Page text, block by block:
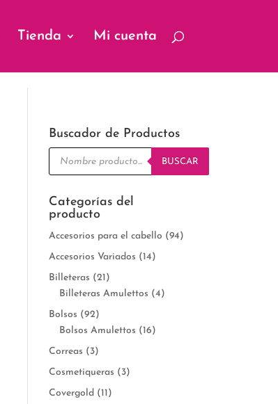
Tienda Mi cuenta
Buscador de Productos
Búsqueda
productos
BUSCAR
Categorías del
producto
Accesorios para el cabello (94)
Accesorios Variados (14)
Billeteras (21)
Billeteras Amulettos (4)
Bolsos (92)
Bolsos Amulettos (16)
Correas (3)
Cosmetiqueras (3)
Covergold (11)